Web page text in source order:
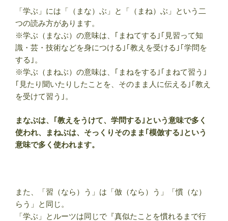
「学ぶ」には「（まな）ぶ」と「（まね）ぶ」という二
つの読み方があります。
※学ぶ（まなぶ）の意味は、｢まねてする｣｢見習って知
識・芸・技術などを身につける｣｢教えを受ける｣｢学問を
する｣。
※学ぶ（まねぶ）の意味は、｢まねをする｣｢まねて習う｣
｢見たり聞いたりしたことを、そのまま人に伝える｣｢教え
を受けて習う｣。
まなぶは、｢教えをうけて、学問する｣という意味で多く
使われ、まねぶは、そっくりそのまま｢模倣する｣という
意味で多く使われます。
また、「習（なら）う」は「倣（なら）う」「慣（な）
らう」と同じ。
「学ぶ」とルーツは同じで『真似たことを慣れるまで行